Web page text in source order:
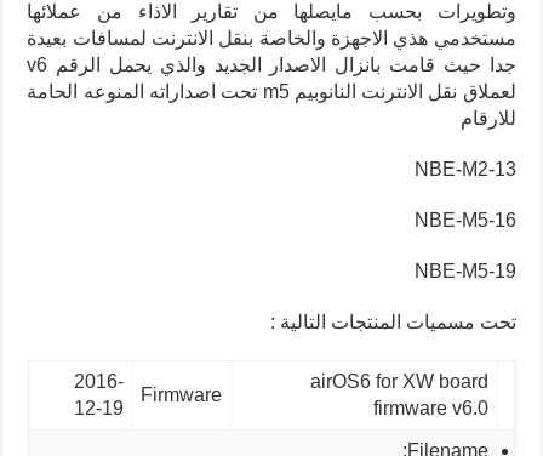
وتطويرات بحسب مايصلها من تقارير الاذاء من عملائها
مستخدمي هذي الاجهزة والخاصة بنقل الانترنت لمسافات بعيدة
جدا حيث قامت بانزال الاصدار الجديد والذي يحمل الرقم v6
لعملاق نقل الانترنت النانوبيم m5 تحت اصداراته المنوعه الحامة
للارقام
NBE-M2-13
NBE-M5-16
NBE-M5-19
تحت مسميات المنتجات التالية :
airOS6 for XW board
firmware v6.0
Firmware
2016-
12-19
Filename: